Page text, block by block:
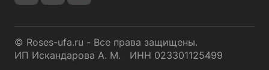
© Roses-ufa.ru - Все права защищены.
ИП Искандарова А. М. ИНН 023301125499